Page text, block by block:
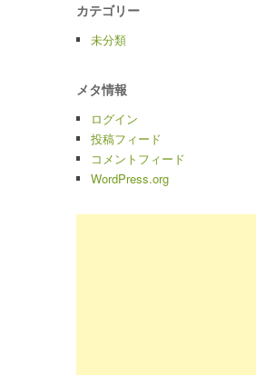
カテゴリー
未分類
メタ情報
ログイン
投稿フィード
コメントフィード
WordPress.org